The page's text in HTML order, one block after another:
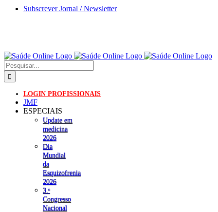
Skip
Subscrever Jornal / Newsletter
Pesquisar
LOGIN PROFISSIONAIS
JMF
ESPECIAIS
Update em
medicina
2026
Dia
Mundial
da
Esquizofrenia
2026
3.ᵒ
Congresso
Nacional